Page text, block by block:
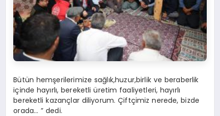
Bütün hemşerilerimize sağlık,huzur,birlik ve beraberlik
içinde hayırlı, bereketli üretim faaliyetleri, hayırlı
bereketli kazançlar diliyorum. Çiftçimiz nerede, bizde
orada… ” dedi.